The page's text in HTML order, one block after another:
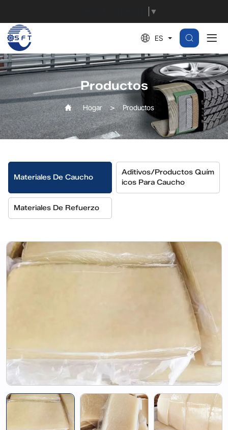
▼
ES
de
polibutadieno,
BR
Productos
Hogar Productos
Materiales De Caucho
Aditivos/productos Quím
Icos Para Caucho
Materiales De Refuerzo